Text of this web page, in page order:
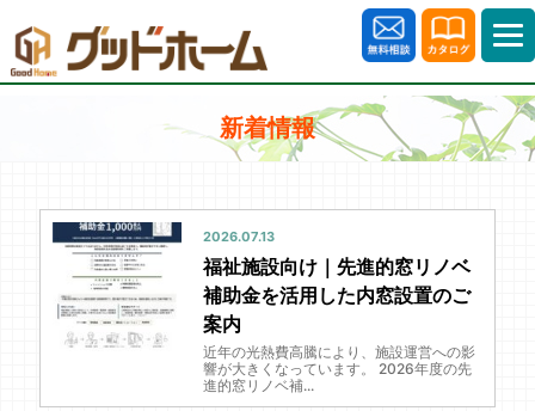
新着情報
2026.07.13
福祉施設向け｜先進的窓リノベ
補助金を活用した内窓設置のご
案内
近年の光熱費高騰により、施設運営への影
響が大きくなっています。 2026年度の先
進的窓リノベ補...